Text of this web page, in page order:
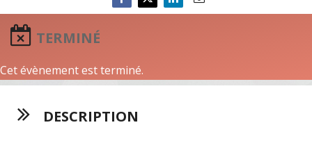
TERMINÉ
Cet évènement est terminé.
DESCRIPTION